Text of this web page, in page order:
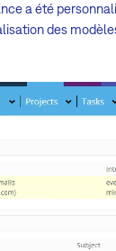
a été
des